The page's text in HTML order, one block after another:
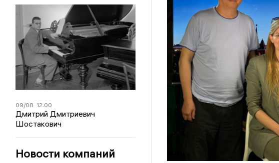
09/08 12:00
Дмитрий Дмитриевич
Шостакович
Новости компаний